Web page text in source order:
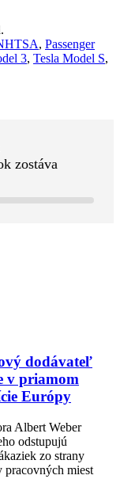
, Passenger
3, Tesla Model S,
zostáva
dodávateľ
v priamom
Európy
Albert Weber
odstupujú
zo strany
pracovných miest